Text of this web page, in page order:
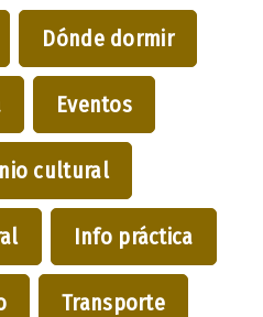
Dónde dormir
Eventos
cultural
Info práctica
Transporte